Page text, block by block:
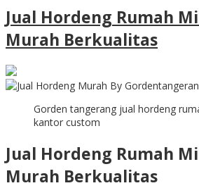
Jual Hordeng Rumah
Murah Berkualitas
Gorden tangerang jual hordeng
kantor custom
Jual Hordeng Rumah
Murah Berkualitas